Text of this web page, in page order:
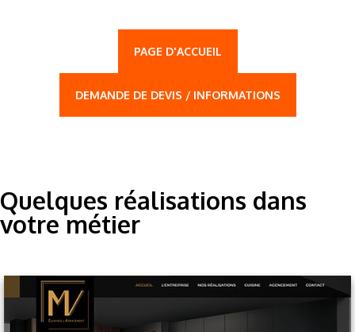
PAGE D'ACCUEIL
DEMANDE DE DEVIS / INFORMATIONS
Quelques réalisations dans
votre métier